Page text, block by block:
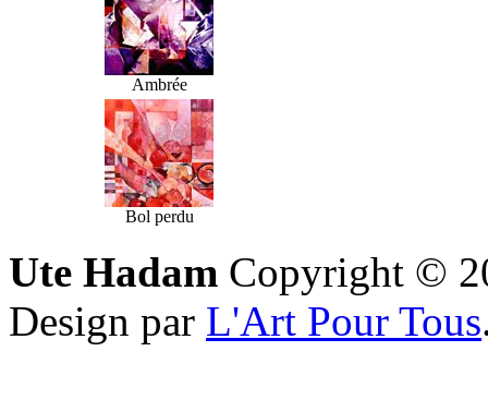
Ambrée
Bol perdu
Ute Hadam Copyright ©
Design par L'Art Pour Tous